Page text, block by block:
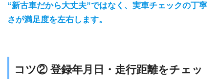
“新古車だから大丈夫”ではなく、実車チェックの丁寧
さが満足度を左右します。
コツ② 登録年月日・走行距離をチェッ